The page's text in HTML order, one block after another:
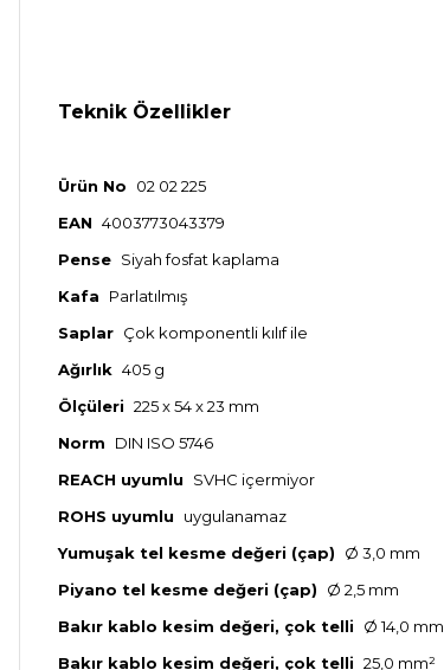
Teknik Özellikler
Ürün No
02 02 225
EAN 4003773043379
Pense Siyah fosfat kaplama
Kafa
Parlatılmış
Saplar Çok komponentli kılıf ile
Ağırlık 405 g
Ölçüleri 225 x 54 x 23 mm
Norm
DIN ISO 5746
REACH uyumlu
SVHC içermiyor
ROHS uyumlu
uygulanamaz
Yumuşak tel kesme değeri (çap)
Ø 3,0 mm
Piyano tel kesme değeri (çap)
Ø 2,5 mm
Bakır kablo kesim değeri, çok telli
Ø 14,0 mm
Bakır kablo kesim değeri, çok telli 25,0 mm²